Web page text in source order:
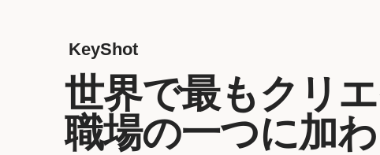
KeyShot
世界で最もクリ
職場の一つに加